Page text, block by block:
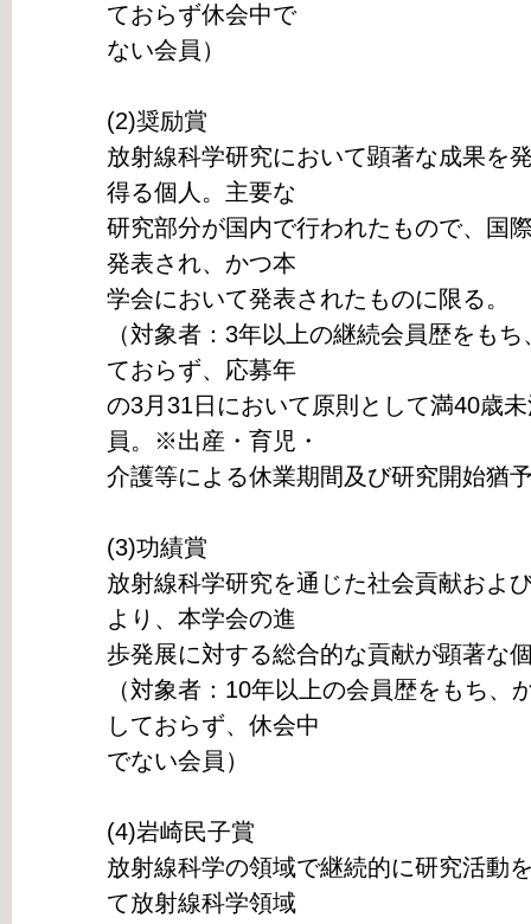
ておらず休会中で
ない会員）
(2)奨励賞
放射線科学研究において顕著な成果を
得る個人。主要な
研究部分が国内で行われたもので、国
発表され、かつ本
学会において発表されたものに限る。
（対象者：3年以上の継続会員歴をも
ておらず、応募年
の3月31日において原則として満40歳
員。※出産・育児・
介護等による休業期間及び研究開始猶
(3)功績賞
放射線科学研究を通じた社会貢献およ
より、本学会の進
歩発展に対する総合的な貢献が顕著な
（対象者：10年以上の会員歴をもち、
しておらず、休会中
でない会員）
(4)岩崎民子賞
放射線科学の領域で継続的に研究活動
て放射線科学領域